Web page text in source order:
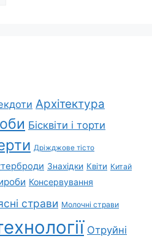
Архітектура
Бісквіти і торти
Дріжджове тісто
Знахідки Квіти Китай
Консервування
страви Молочні страви
Отруйні